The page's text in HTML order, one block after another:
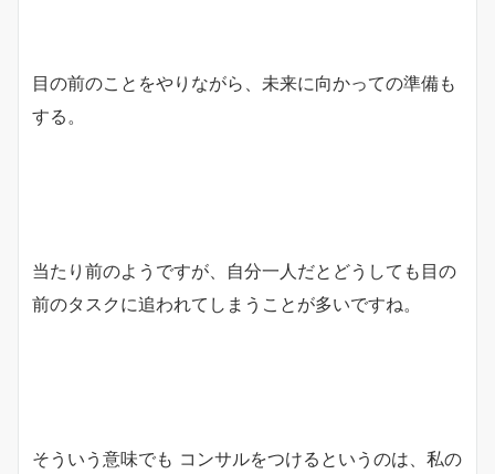
目の前のことをやりながら、未来に向かっての準備も
する。
当たり前のようですが、自分一人だとどうしても目の
前のタスクに追われてしまうことが多いですね。
そういう意味でも コンサルをつけるというのは、私の